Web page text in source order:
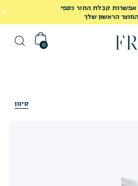
אפשרות קבלת החזר כספי
0
סינון